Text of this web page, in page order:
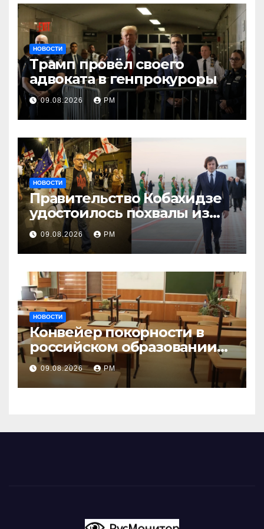
НОВОСТИ
Трамп провёл своего
адвоката в генпрокуроры
09.08.2026 РМ
НОВОСТИ
Правительство Кобахидзе
удостоилось похвалы из
Москвы
09.08.2026 РМ
НОВОСТИ
Конвейер покорности в
российском образовании
наталкивается на
сопротивление
09.08.2026 РМ